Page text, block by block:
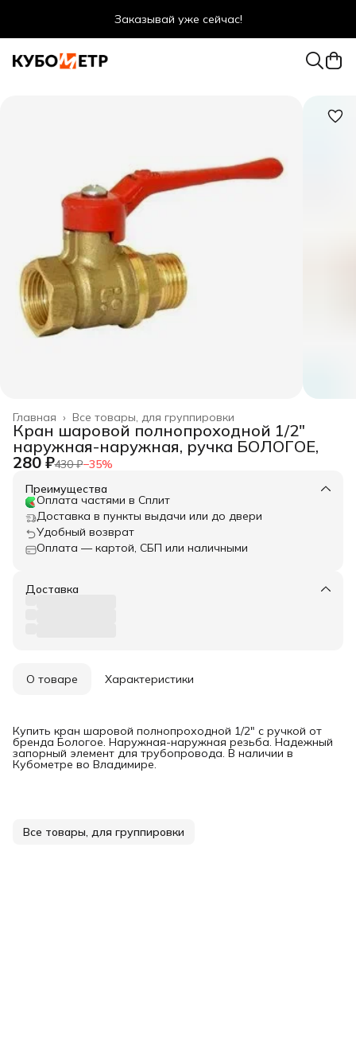
Заказывай уже сейчас!
Оптовые цены даже для физ. лиц
Все товары, для группировки
Главная ›
Кран шаровой полнопроходной 1/2"
наружная-наружная, ручка БОЛОГОЕ,
280 ₽430 ₽−35%
Преимущества
Оплата частями в Сплит
Доставка в пункты выдачи или до двери
Удобный возврат
Оплата — картой, СБП или наличными
Доставка
О товаре Характеристики
Купить кран шаровой полнопроходной 1/2" с ручкой от
бренда Бологое. Наружная-наружная резьба. Надежный
запорный элемент для трубопровода. В наличии в
Кубометре во Владимире.
Все товары, для группировки